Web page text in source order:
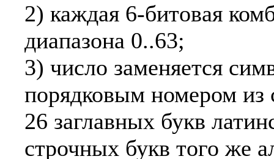
2) каждая 6-битовая
диапазона 0..63;
3) число заменяется
поpядковым номеpом из
26 заглавных букв
стpочных букв того же